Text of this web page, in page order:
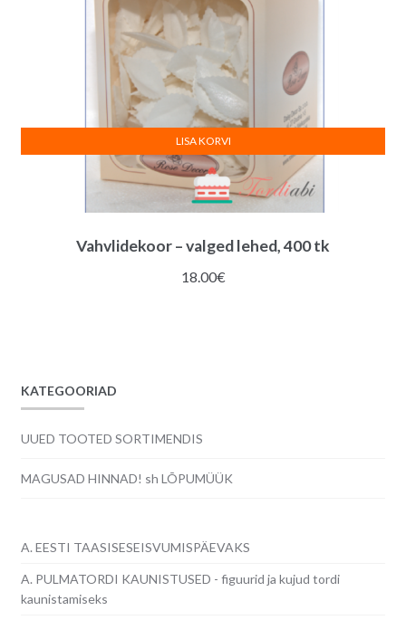
Vahvlidekoor – valged lehed, 400 tk
18.00€
LISA KORVI
KATEGOORIAD
UUED TOOTED SORTIMENDIS
MAGUSAD HINNAD! sh LÕPUMÜÜK
A. EESTI TAASISESEISVUMISPÄEVAKS
A. PULMATORDI KAUNISTUSED - figuurid ja kujud tordi
kaunistamiseks